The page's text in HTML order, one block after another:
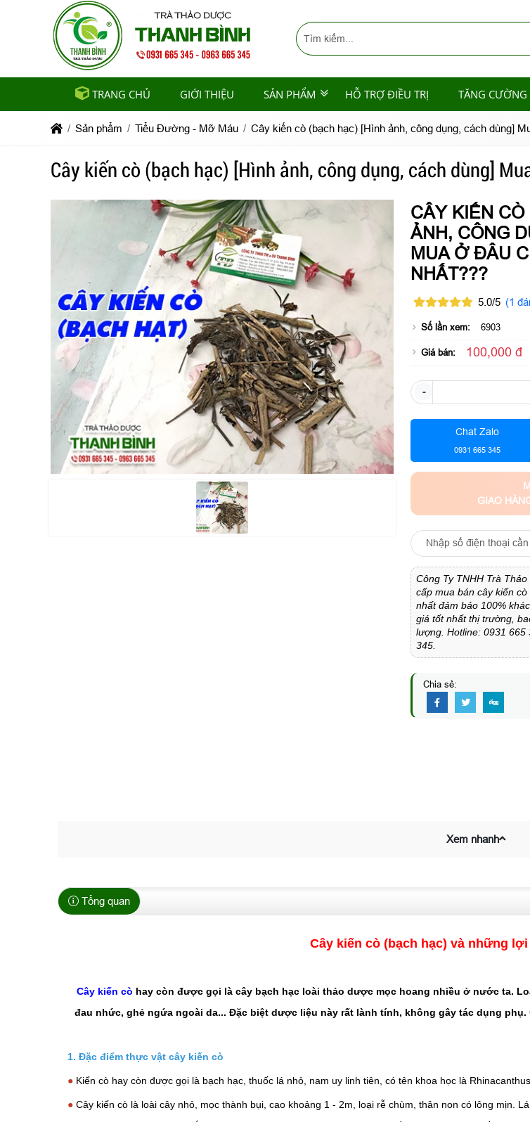
TRANG CHỦ GIỚI THIỆU SẢN PHẨM HỖ TRỢ ĐIỀU TRỊ TĂNG CƯỜNG
Sản phẩm Tiểu Đường - Mỡ Máu Cây kiến cò (bạch hạc) [Hình ảnh, công dụng, cách dùng]
Cây kiến cò (bạch hạc) [Hình ảnh, công dụng, cách dùng]
CÂY KIẾN CÒ
ẢNH, CÔNG
MUA Ở ĐÂU
NHẤT???
5.0/5 (1
Số lần xem: 6903
Giá bán: 100,000 đ
-
Chat Zalo
0931 665 345
GIAO
Công Ty TNHH Trà
cấp mua bán cây kiến
nhất đảm bảo 100%
giá tốt nhất thị trường,
lượng. Hotline: 0931
345.
Chia sẻ:
Xem nhanh
Tổng quan
Cây kiến cò (bạch hạc) và những
Cây kiến cò hay còn được gọi là cây bạch hạc loài thảo dược mọc hoang nhiều ở nước ta.
đau nhức, ghẻ ngứa ngoài da... Đặc biệt dược liệu này rất lành tính, không gây tác dụng
1. Đặc điểm thực vật cây kiến cò
● Kiến cò hay còn được gọi là bạch hạc, thuốc lá nhỏ, nam uy linh tiên, có tên khoa học là
● Cây kiến cò là loài cây nhỏ, mọc thành bụi, cao khoảng 1 - 2m, loại rễ chùm, thân non có lông mịn.